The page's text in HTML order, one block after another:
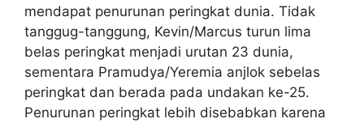
mendapat penurunan peringkat dunia. Tidak
tanggug-tanggung, Kevin/Marcus turun lima
belas peringkat menjadi urutan 23 dunia,
sementara Pramudya/Yeremia anjlok sebelas
peringkat dan berada pada undakan ke-25.
Penurunan peringkat lebih disebabkan karena